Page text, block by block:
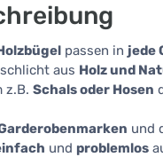
passen in jede
aus Holz und
z.B. Schals oder Hosen
und
und problemlos